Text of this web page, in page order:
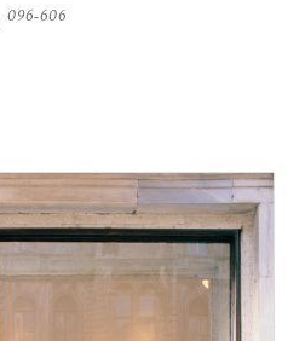
096-606